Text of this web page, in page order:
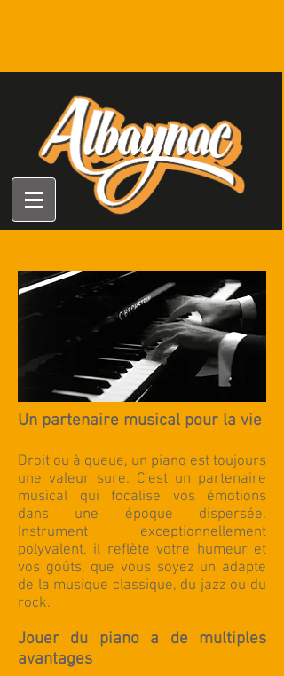
Un partenaire musical pour la vie
Droit ou à queue, un piano est toujours
une valeur sure. C’est un partenaire
musical qui focalise vos émotions
dans une époque dispersée.
Instrument exceptionnellement
polyvalent, il reflète votre humeur et
vos goûts, que vous soyez un adapte
de la musique classique, du jazz ou du
rock.
Jouer du piano a de multiples
avantages